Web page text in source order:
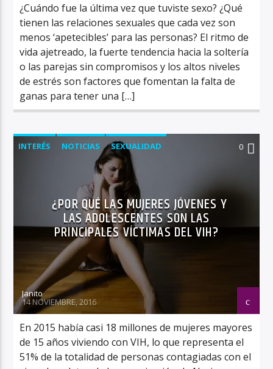
¿Cuándo fue la última vez que tuviste sexo? ¿Qué
tienen las relaciones sexuales que cada vez son
menos ‘apetecibles’ para las personas? El ritmo de
vida ajetreado, la fuerte tendencia hacia la soltería
o las parejas sin compromisos y los altos niveles
de estrés son factores que fomentan la falta de
ganas para tener una […]
INTERÉS NOTICIAS SEXUALIDAD 0
¿POR QUÉ LAS MUJERES JÓVENES Y
LAS ADOLESCENTES SON LAS
PRINCIPALES VÍCTIMAS DEL VIH?
Janito
14 NOVIEMBRE, 2016
En 2015 había casi 18 millones de mujeres mayores
de 15 años viviendo con VIH, lo que representa el
51% de la totalidad de personas contagiadas con el